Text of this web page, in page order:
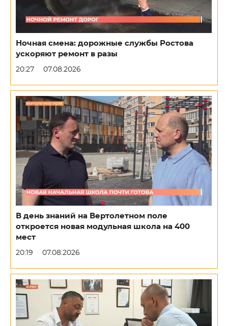
Ночная смена: дорожные службы Ростова
ускоряют ремонт в разы
20:27 07.08.2026
В день знаний на Вертолетном поле
откроется новая модульная школа на 400
мест
20:19 07.08.2026